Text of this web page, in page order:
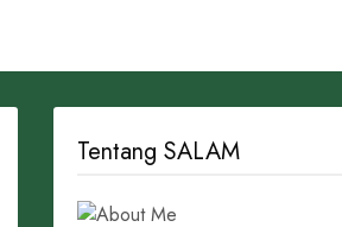
Tentang SALAM